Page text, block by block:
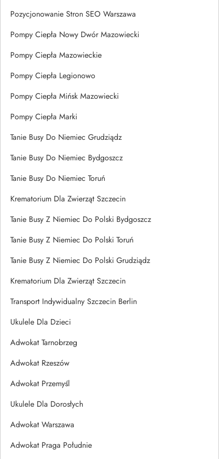
Pozycjonowanie Stron SEO Warszawa
Pompy Ciepła Nowy Dwór Mazowiecki
Pompy Ciepła Mazowieckie
Pompy Ciepła Legionowo
Pompy Ciepła Mińsk Mazowiecki
Pompy Ciepła Marki
Tanie Busy Do Niemiec Grudziądz
Tanie Busy Do Niemiec Bydgoszcz
Tanie Busy Do Niemiec Toruń
Krematorium Dla Zwierząt Szczecin
Tanie Busy Z Niemiec Do Polski Bydgoszcz
Tanie Busy Z Niemiec Do Polski Toruń
Tanie Busy Z Niemiec Do Polski Grudziądz
Krematorium Dla Zwierząt Szczecin
Transport Indywidualny Szczecin Berlin
Ukulele Dla Dzieci
Adwokat Tarnobrzeg
Adwokat Rzeszów
Adwokat Przemyśl
Ukulele Dla Dorosłych
Adwokat Warszawa
Adwokat Praga Południe